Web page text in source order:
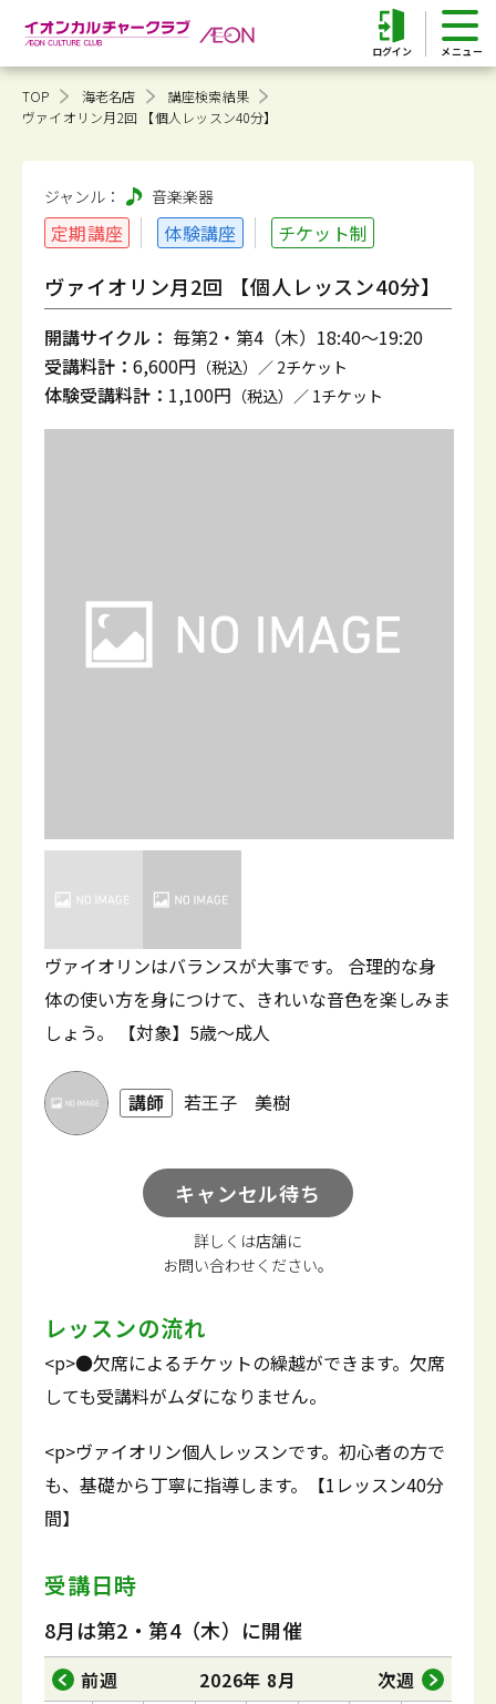
ログイン
TOP 海老名店
講座検索結果
ヴァイオリン月2回 【個人レッスン40分】
ジャンル： 音楽楽器
定期講座 体験講座 チケット制
ヴァイオリン月2回 【個人レッスン40分】
開講サイクル： 毎第2・第4（木）18:40～19:20
受講料計： 6,600円 （税込）／ 2チケット
体験受講料計： 1,100円 （税込）／ 1チケット
ヴァイオリンはバランスが大事です。 合理的な身
体の使い方を身につけて、きれいな音色を楽しみま
しょう。 【対象】5歳～成人
講師 若王子 美樹
キャンセル待ち
詳しくは店舗に
お問い合わせください。
レッスンの流れ
<p>●欠席によるチケットの繰越ができます。欠席
しても受講料がムダになりません。
<p>ヴァイオリン個人レッスンです。初心者の方で
も、基礎から丁寧に指導します。【1レッスン40分
間】
受講日時
8月は第2・第4（木）に開催
前週 2026年 8月 次週